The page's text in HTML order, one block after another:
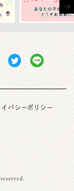
イバシーポリシー